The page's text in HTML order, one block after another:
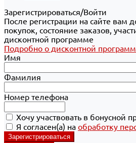
Зарегистрироваться/Войти
После регистрации на сайте вам
покупок, состояние заказов,
дисконтной программе
Подробно о дисконтной
Имя
Фамилия
Номер телефона
Хочу участвовать в бонусной
Я согласен(а) на обработку